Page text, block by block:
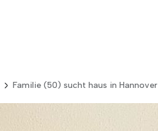
Familie (50) sucht haus in Hannover